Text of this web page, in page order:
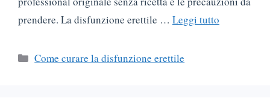
prendere. La disfunzione erettile … Leggi tutto
Categorie
Come curare la disfunzione erettile